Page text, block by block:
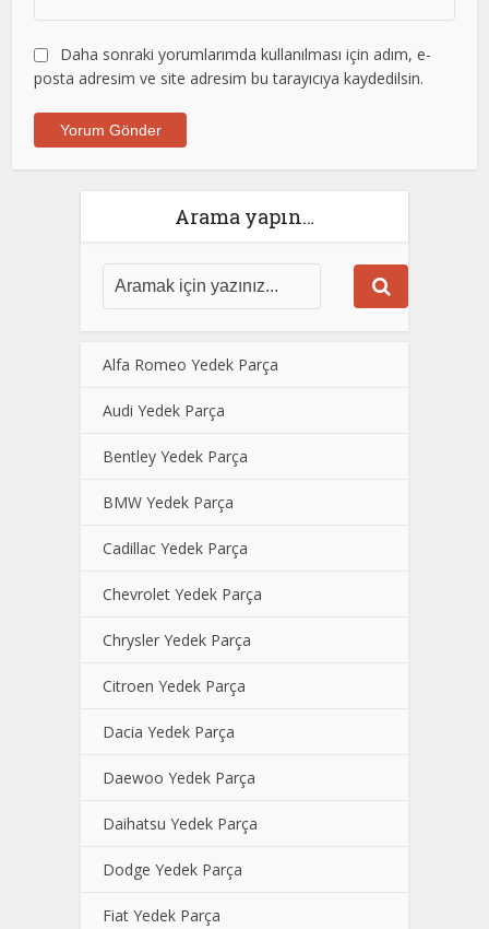
Daha sonraki yorumlarımda kullanılması için adım, e-
posta adresim ve site adresim bu tarayıcıya kaydedilsin.
Arama yapın…
Alfa Romeo Yedek Parça
Audi Yedek Parça
Bentley Yedek Parça
BMW Yedek Parça
Cadillac Yedek Parça
Chevrolet Yedek Parça
Chrysler Yedek Parça
Citroen Yedek Parça
Dacia Yedek Parça
Daewoo Yedek Parça
Daihatsu Yedek Parça
Dodge Yedek Parça
Fiat Yedek Parça